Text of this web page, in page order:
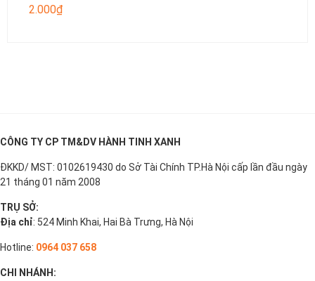
2.000₫
CÔNG TY CP TM&DV HÀNH TINH XANH
ĐKKD/ MST: 0102619430 do Sở Tài Chính TP.Hà Nội cấp lần đầu ngày
21 tháng 01 năm 2008
TRỤ SỞ:
Địa chỉ: 524 Minh Khai, Hai Bà Trưng, Hà Nội
Hotline: 0964 037 658
CHI NHÁNH: